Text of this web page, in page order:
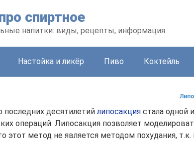
спиртное
напитки: виды, рецепты, информация
Настойка и ликёр Пиво Коктейль
последних десятилетийлипосакциястала одной
операций. Липосакция позволяет
этот метод не является методом похудания,